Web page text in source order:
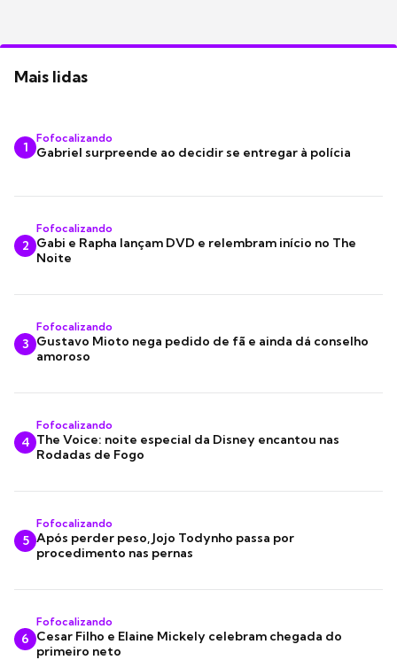
Mais lidas
1
Fofocalizando
Gabriel surpreende ao decidir se entregar à polícia
2
Fofocalizando
Gabi e Rapha lançam DVD e relembram início no The
Noite
3
Fofocalizando
Gustavo Mioto nega pedido de fã e ainda dá conselho
amoroso
4
Fofocalizando
The Voice: noite especial da Disney encantou nas
Rodadas de Fogo
5
Fofocalizando
Após perder peso, Jojo Todynho passa por
procedimento nas pernas
6
Fofocalizando
Cesar Filho e Elaine Mickely celebram chegada do
primeiro neto